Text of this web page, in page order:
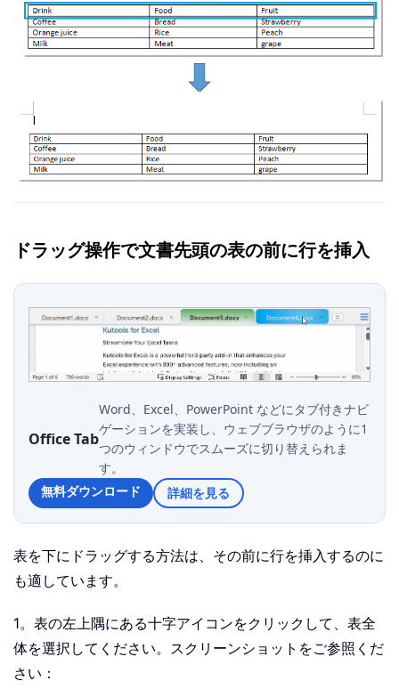
ドラッグ操作で文書先頭の表の前に行を挿入
Office Tab
Word、Excel、PowerPoint などにタブ付きナビ
ゲーションを実装し、ウェブブラウザのように1
つのウィンドウでスムーズに切り替えられま
す。
無料ダウンロード
詳細を見る
表を下にドラッグする方法は、その前に行を挿入するのに
も適しています。
1。表の左上隅にある十字アイコンをクリックして、表全
体を選択してください。スクリーンショットをご参照くだ
さい：